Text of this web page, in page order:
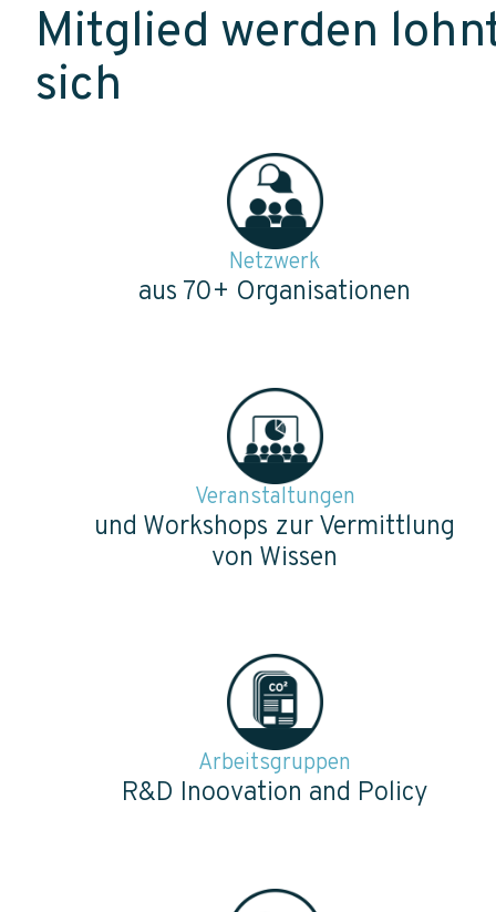
Mitglied werden
sich
Netzwerk
aus 70+ Organisationen
Veranstaltungen
und Workshops zur Vermittlung
von Wissen
Arbeitsgruppen
R&D Inoovation and Policy